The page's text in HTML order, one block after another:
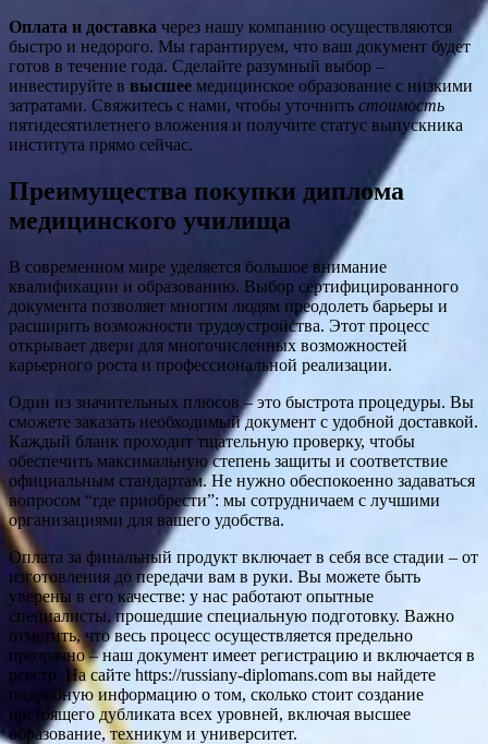
Оплата и доставка через нашу компанию осуществляются
быстро и недорого. Мы гарантируем, что ваш документ будет
готов в течение года. Сделайте разумный выбор –
инвестируйте в высшее медицинское образование с низкими
затратами. Свяжитесь с нами, чтобы уточнить стоимость
пятидесятилетнего вложения и получите статус выпускника
института прямо сейчас.
Преимущества покупки диплома
медицинского училища
В современном мире уделяется большое внимание
квалификации и образованию. Выбор сертифицированного
документа позволяет многим людям преодолеть барьеры и
расширить возможности трудоустройства. Этот процесс
открывает двери для многочисленных возможностей
карьерного роста и профессиональной реализации.
Один из значительных плюсов – это быстрота процедуры. Вы
сможете заказать необходимый документ с удобной доставкой.
Каждый бланк проходит тщательную проверку, чтобы
обеспечить максимальную степень защиты и соответствие
официальным стандартам. Не нужно обеспокоенно задаваться
вопросом “где приобрести”: мы сотрудничаем с лучшими
организациями для вашего удобства.
Оплата за финальный продукт включает в себя все стадии – от
изготовления до передачи вам в руки. Вы можете быть
уверены в его качестве: у нас работают опытные
специалисты, прошедшие специальную подготовку. Важно
отметить, что весь процесс осуществляется предельно
прозрачно – наш документ имеет регистрацию и включается в
реестр. На сайте https://russiany-diplomans.com вы найдете
подробную информацию о том, сколько стоит создание
настоящего дубликата всех уровней, включая высшее
образование, техникум и университет.